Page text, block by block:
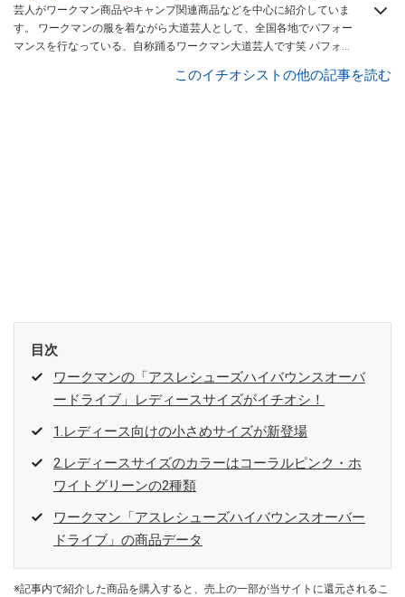
芸人がワークマン商品やキャンプ関連商品などを中心に紹介していま
す。 ワークマンの服を着ながら大道芸人として、全国各地でパフォー
マンスを行なっている、自称踊るワークマン大道芸人です笑 パフォー
このイチオシストの他の記事を読む
目次
ワークマンの「アスレシューズハイバウンスオーバ
ードライブ」レディースサイズがイチオシ！
1.レディース向けの小さめサイズが新登場
2.レディースサイズのカラーはコーラルピンク・ホ
ワイトグリーンの2種類
ワークマン「アスレシューズハイバウンスオーバー
ドライブ」の商品データ
※記事内で紹介した商品を購入すると、売上の一部が当サイトに還元されるこ